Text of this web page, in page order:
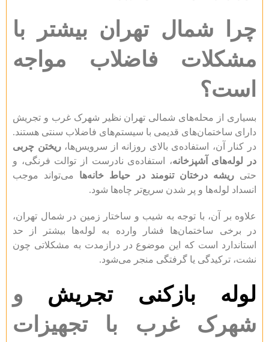
چرا شمال تهران بیشتر با
مشکلات فاضلاب مواجه
است؟
بسیاری از محله‌های شمالی تهران نظیر شهرک غرب و تجریش
دارای ساختمان‌های قدیمی با سیستم‌های فاضلاب سنتی هستند.
در کنار آن، استفاده‌ی بالای روزانه از سرویس‌ها،ریختن چربی
در لوله‌های آشپزخانه، استفاده‌ی نادرست از توالت فرنگی، و
حتیریشه درختان تنومند در حیاط خانه‌ها می‌تواند موجب
انسداد لوله‌ها و پر شدن سریع‌تر چاه‌ها شود.
علاوه بر آن، با توجه به شیب و ساختار زمین در شمال تهران،
در برخی ساختمان‌ها فشار وارده به لوله‌ها بیشتر از حد
استاندارد است که این موضوع در درازمدت به مشکلاتی چون
نشت، ترکیدگی یا گرفتگی منجر می‌شود.
لوله بازکنی تجریش و
شهرک غرب با تجهیزات